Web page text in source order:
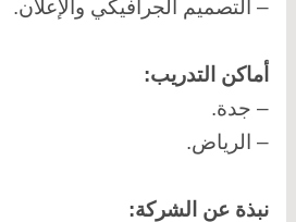
– التصميم الجرافيكي والإعلان.
أماكن التدريب:
– جدة.
– الرياض.
نبذة عن الشركة: